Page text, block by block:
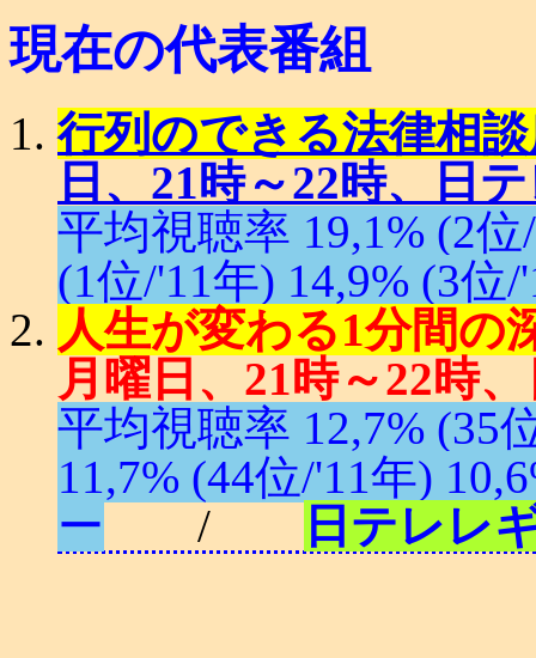
現在の代表番組
行列のできる法律相
日、21時～22時、日
平均視聴率 19,1% (2
(1位/'11年) 14,9% (3位
人生が変わる1分間
月曜日、21時～22時
平均視聴率 12,7% (35
11,7% (44位/'11年)
ー / 日テレレ